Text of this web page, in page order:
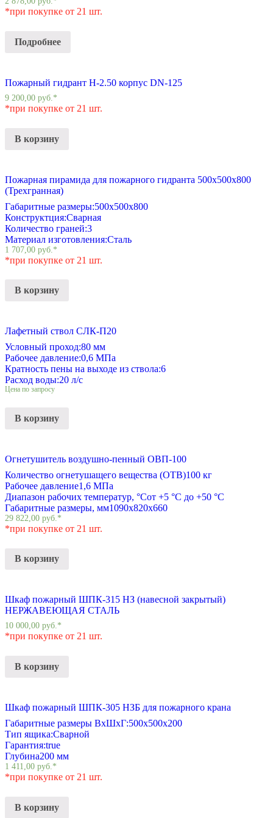
*при покупке от 21 шт.
Подробнее
Пожарный гидрант Н-2.50 корпус DN-125
9 200,00 руб. *
*при покупке от 21 шт.
В корзину
Пожарная пирамида для пожарного гидранта 500x500x800
(Трехгранная)
Габаритные размеры:500x500x800
Конструктция:Сварная
Количество граней:3
Материал изготовления:Сталь
1 707,00 руб. *
*при покупке от 21 шт.
В корзину
Лафетный ствол СЛК-П20
Условный проход:80 мм
Рабочее давление:0,6 МПа
Кратность пены на выходе из ствола:6
Расход воды:20 л/с
Цена по запросу
В корзину
Огнетушитель воздушно-пенный ОВП-100
Количество огнетушащего вещества (ОТВ)100 кг
Рабочее давление1,6 МПа
Диапазон рабочих температур, °Сот +5 °С до +50 °С
Габаритные размеры, мм1090х820х660
29 822,00 руб. *
*при покупке от 21 шт.
В корзину
Шкаф пожарный ШПК-315 НЗ (навесной закрытый)
НЕРЖАВЕЮЩАЯ СТАЛЬ
10 000,00 руб.*
*при покупке от 21 шт.
В корзину
Шкаф пожарный ШПК-305 НЗБ для пожарного крана
Габаритные размеры ВхШхГ:500х500х200
Тип ящика:Сварной
Гарантия:true
Глубина200 мм
1 411,00 руб. *
*при покупке от 21 шт.
В корзину